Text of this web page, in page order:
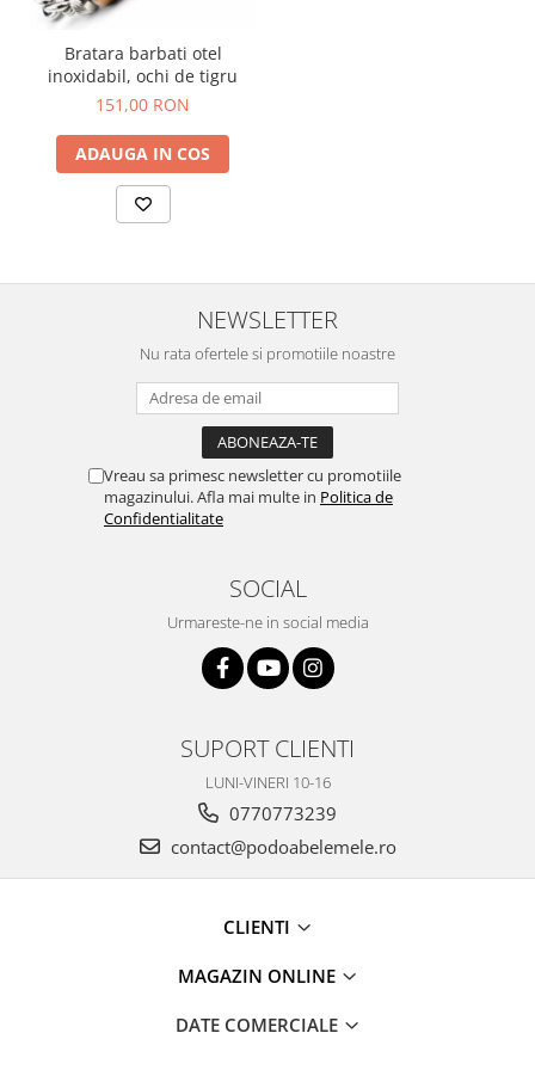
Bratara barbati otel
inoxidabil, ochi de tigru
151,00 RON
ADAUGA IN COS
NEWSLETTER
Nu rata ofertele si promotiile noastre
Vreau sa primesc newsletter cu promotiile
magazinului. Afla mai multe in Politica de
Confidentialitate
SOCIAL
Urmareste-ne in social media
SUPORT CLIENTI
LUNI-VINERI 10-16
0770773239
contact@podoabelemele.ro
CLIENTI
MAGAZIN ONLINE
DATE COMERCIALE